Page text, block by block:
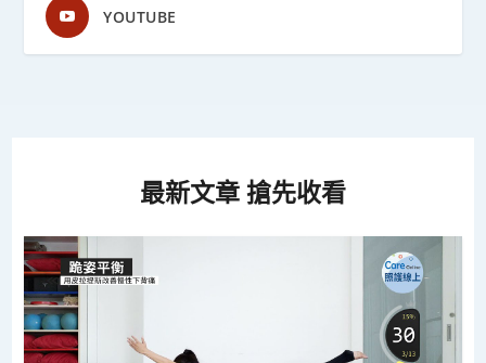
YOUTUBE
最新文章 搶先收看